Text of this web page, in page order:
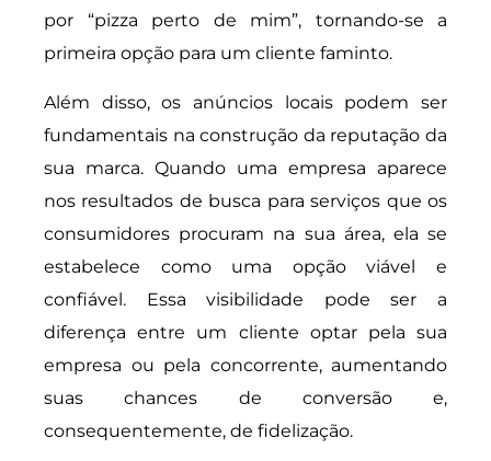
por “pizza perto de mim”, tornando-se a
primeira opção para um cliente faminto.
Além disso, os anúncios locais podem ser
fundamentais na construção da reputação da
sua marca. Quando uma empresa aparece
nos resultados de busca para serviços que os
consumidores procuram na sua área, ela se
estabelece como uma opção viável e
confiável. Essa visibilidade pode ser a
diferença entre um cliente optar pela sua
empresa ou pela concorrente, aumentando
suas chances de conversão e,
consequentemente, de fidelização.